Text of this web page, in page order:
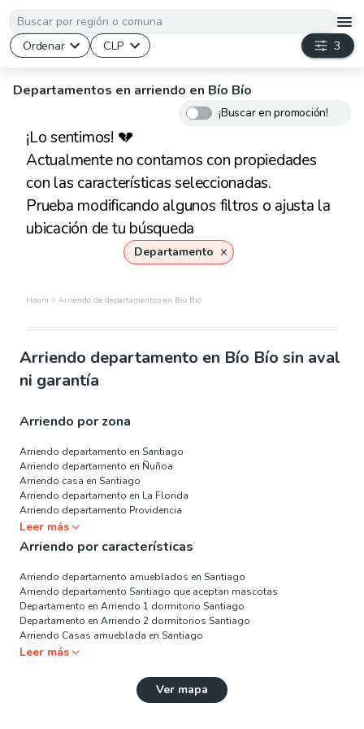
3
Ordenar CLP
Departamentos en arriendo en Bío Bío
¡Buscar en promoción!
¡Lo sentimos! 💔
Actualmente no contamos con propiedades
con las características seleccionadas.
Prueba modificando algunos filtros o ajusta la
ubicación de tu búsqueda
Departamento
Houm Arriendo de departamentos en Bio Bio
Arriendo departamento en Bío Bío sin aval
ni garantía
Arriendo por zona
Arriendo departamento en Santiago
Arriendo departamento en Ñuñoa
Arriendo casa en Santiago
Arriendo departamento en La Florida
Arriendo departamento Providencia
Leer más
Arriendo por características
Arriendo departamento amueblados en Santiago
Arriendo departamento Santiago que aceptan mascotas
Departamento en Arriendo 1 dormitorio Santiago
Departamento en Arriendo 2 dormitorios Santiago
Arriendo Casas amueblada en Santiago
Leer más
Ver mapa